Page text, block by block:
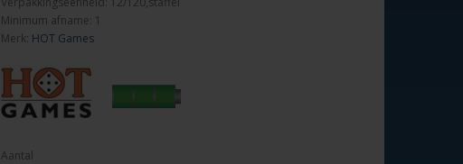
Minimum afname: 1
Merk: HOT Games
Aantal